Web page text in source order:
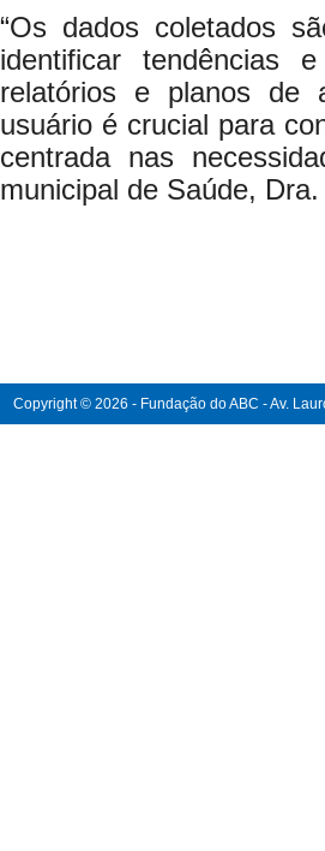
“Os dados coletados
identificar tendências
relatórios e planos de
usuário é crucial para
centrada nas
municipal de Saúde,
Copyright © 2026 - Fundação do ABC - Av.